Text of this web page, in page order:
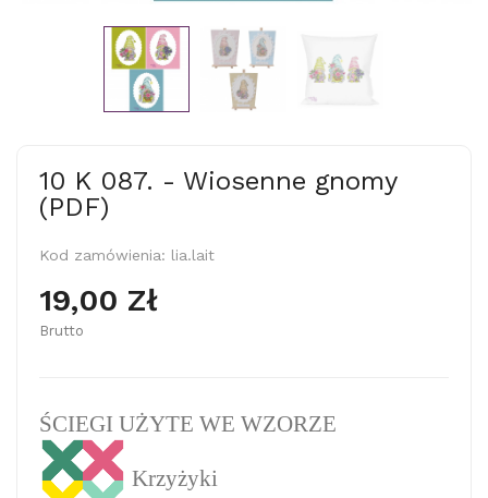
10 K 087. - Wiosenne gnomy
(PDF)
Kod zamówienia: lia.lait
19,00 Zł
Brutto
ŚCIEGI UŻYTE WE WZORZE
Krzyżyki